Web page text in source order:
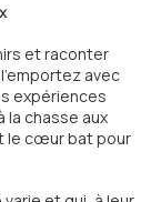
et raconter
avec
expériences
la chasse aux
le cœur bat pour